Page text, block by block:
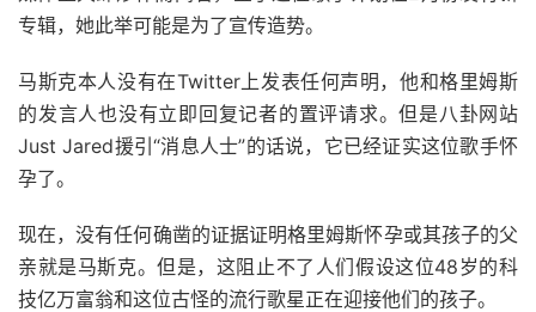
专辑，她此举可能是为了宣传造势。
马斯克本人没有在Twitter上发表任何声明，他和格里姆斯
的发言人也没有立即回复记者的置评请求。但是八卦网站
Just Jared援引“消息人士”的话说，它已经证实这位歌手怀
孕了。
现在，没有任何确凿的证据证明格里姆斯怀孕或其孩子的父
亲就是马斯克。但是，这阻止不了人们假设这位48岁的科
技亿万富翁和这位古怪的流行歌星正在迎接他们的孩子。